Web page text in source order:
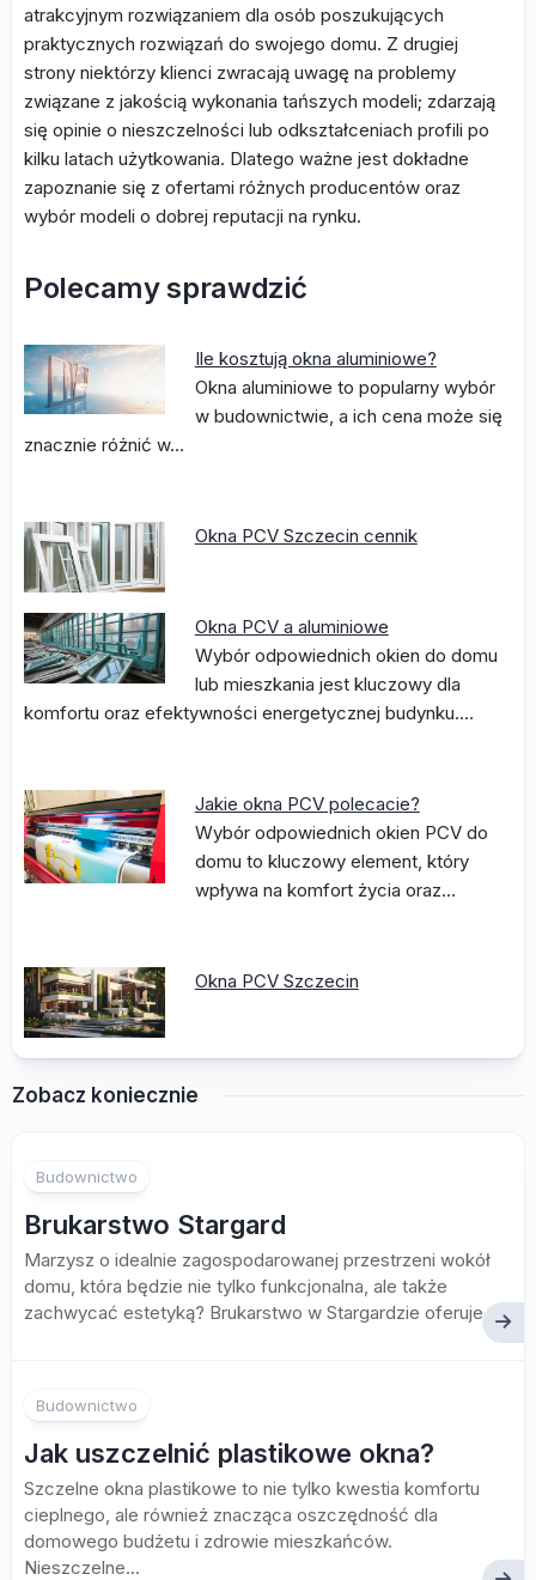
atrakcyjnym rozwiązaniem dla osób poszukujących
praktycznych rozwiązań do swojego domu. Z drugiej
strony niektórzy klienci zwracają uwagę na problemy
związane z jakością wykonania tańszych modeli; zdarzają
się opinie o nieszczelności lub odkształceniach profili po
kilku latach użytkowania. Dlatego ważne jest dokładne
zapoznanie się z ofertami różnych producentów oraz
wybór modeli o dobrej reputacji na rynku.
Polecamy sprawdzić
Ile kosztują okna aluminiowe?
Okna aluminiowe to popularny wybór
w budownictwie, a ich cena może się
znacznie różnić w…
Okna PCV Szczecin cennik
Okna PCV a aluminiowe
Wybór odpowiednich okien do domu
lub mieszkania jest kluczowy dla
komfortu oraz efektywności energetycznej budynku.…
Jakie okna PCV polecacie?
Wybór odpowiednich okien PCV do
domu to kluczowy element, który
wpływa na komfort życia oraz…
Okna PCV Szczecin
Zobacz koniecznie
Budownictwo
Brukarstwo Stargard
Marzysz o idealnie zagospodarowanej przestrzeni wokół
domu, która będzie nie tylko funkcjonalna, ale także
zachwycać estetyką? Brukarstwo w Stargardzie oferuje...
Budownictwo
Jak uszczelnić plastikowe okna?
Szczelne okna plastikowe to nie tylko kwestia komfortu
cieplnego, ale również znacząca oszczędność dla
domowego budżetu i zdrowie mieszkańców.
Nieszczelne...